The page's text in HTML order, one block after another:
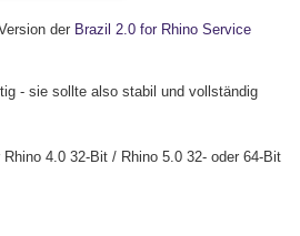
der Brazil 2.0 for Rhino Service
- sie sollte also stabil und vollständig
4.0 32-Bit / Rhino 5.0 32- oder 64-Bit